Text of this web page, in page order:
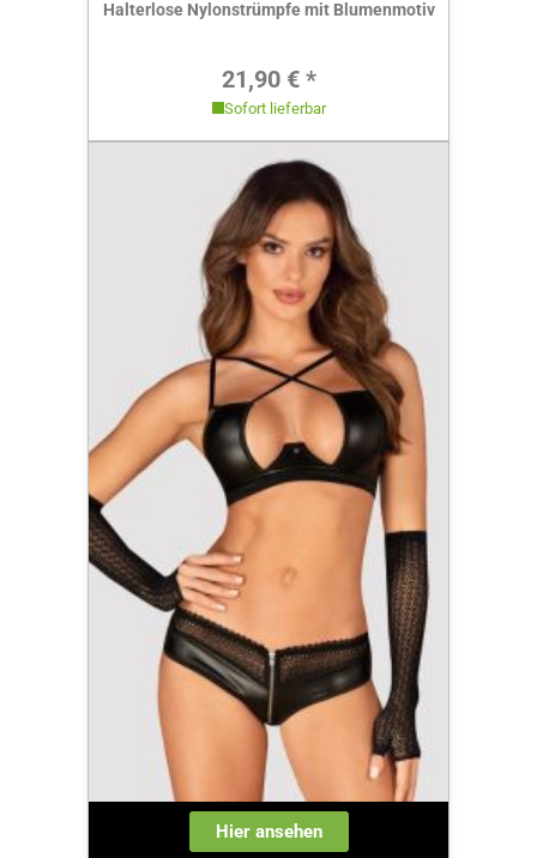
Halterlose Nylonstrümpfe mit Blumenmotiv
Regulärer Preis:
21,90 € *
Sofort lieferbar
Hier ansehen